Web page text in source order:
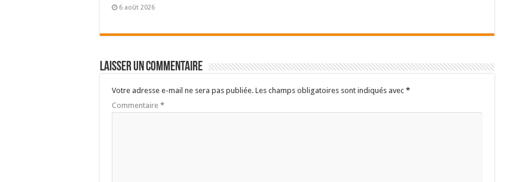
6 août 2026
Laisser un commentaire
Votre adresse e-mail ne sera pas publiée. Les champs obligatoires sont indiqués avec *
Commentaire *